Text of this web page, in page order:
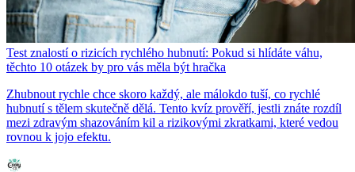
Test znalostí o rizicích rychlého hubnutí: Pokud si hlídáte váhu,
těchto 10 otázek by pro vás měla být hračka
Zhubnout rychle chce skoro každý, ale málokdo tuší, co rychlé
hubnutí s tělem skutečně dělá. Tento kvíz prověří, jestli znáte rozdíl
mezi zdravým shazováním kil a rizikovými zkratkami, které vedou
rovnou k jojo efektu.